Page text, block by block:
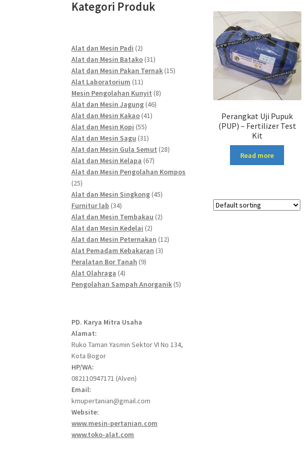
Perangkat Uji Pupuk
(PUP) – Fertilizer Test
Kit
Read more
Kategori Produk
Alat dan Mesin Padi 22
products
Alat dan Mesin Batako 3131
products
Alat dan Mesin Pakan Ternak 1515
Alat Laboratorium 1111
products
Mesin Pengolahan Kunyit 88
Alat dan Mesin Jagung 4646
Alat dan Mesin Kakao 4141
Alat dan Mesin Kopi 5555
products
Alat dan Mesin Sagu 3131
products
Alat dan Mesin Gula Semut 2828
Alat dan Mesin Kelapa 6767
products
Alat dan Mesin Pengolahan Kompos
2525
products
Alat dan Mesin Singkong 4545
Furnitur lab 3434
products
Alat dan Mesin Tembakau 22
Alat dan Mesin Kedelai 22
products
Alat dan Mesin Peternakan 1212
Alat Pemadam Kebakaran 33
Peralatan Bor Tanah 99
Alat Olahraga 44
products
Pengolahan Sampah Anorganik 55
PD. Karya Mitra Usaha
Alamat:
Ruko Taman Yasmin Sektor VI No 134,
Kota Bogor
HP/WA:
082110947171 (Alven)
Email:
kmupertanian@gmail.com
Website:
www.mesin-pertanian.com
www.toko-alat.com